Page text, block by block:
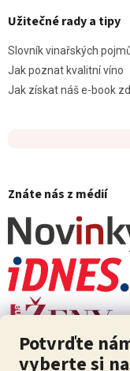
Potvrďte
vyberte si
Užitečné rady a tipy
Slovník vinařských
Jak poznat kvalitní víno
Jak získat náš e-book
Znáte nás z médií